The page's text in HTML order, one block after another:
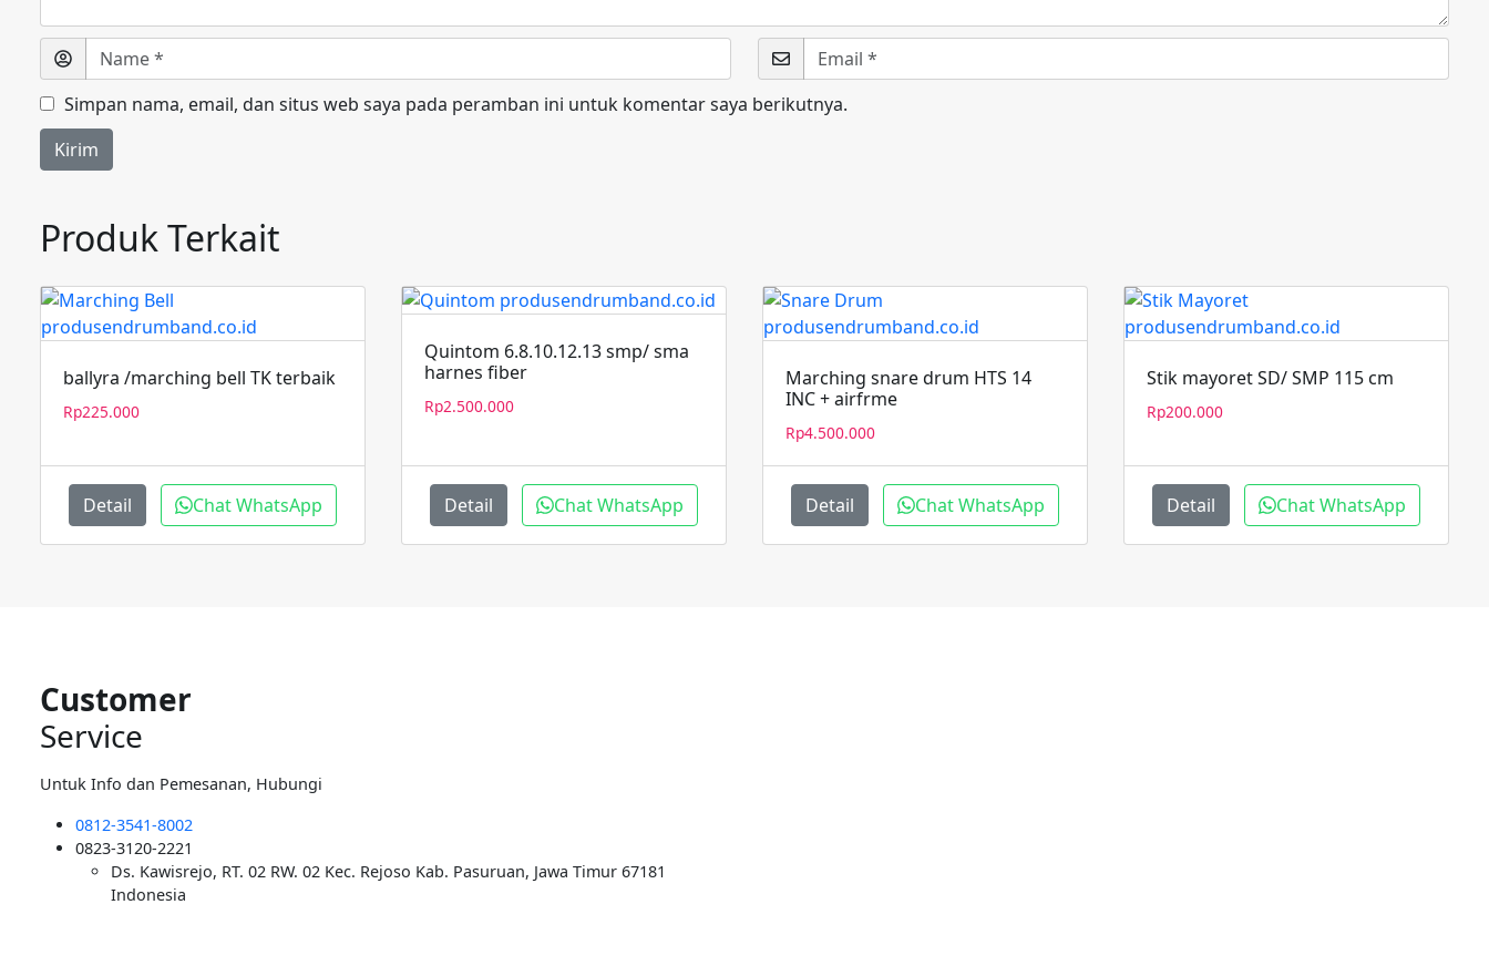
Simpan nama, email, dan situs web saya pada peramban ini untuk komentar saya berikutnya.
Produk Terkait
ballyra /marching bell TK terbaik
Rp225.000
Detail Chat WhatsApp
Quintom 6.8.10.12.13 smp/ sma
harnes fiber
Rp2.500.000
Detail Chat WhatsApp
Marching snare drum HTS 14
INC + airfrme
Rp4.500.000
Detail Chat WhatsApp
Stik mayoret SD/ SMP 115 cm
Rp200.000
Detail Chat WhatsApp
Customer
Service
Untuk Info dan Pemesanan, Hubungi
0812-3541-8002
0823-3120-2221
Ds. Kawisrejo, RT. 02 RW. 02 Kec. Rejoso Kab. Pasuruan, Jawa Timur 67181
Indonesia